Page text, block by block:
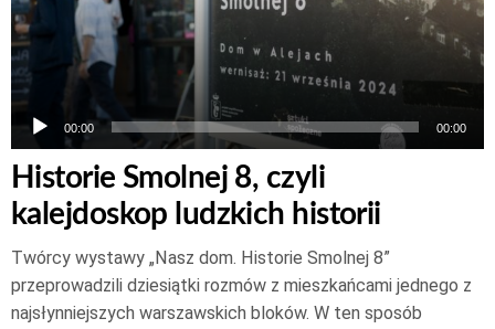
00:00 00:00
Historie Smolnej 8, czyli
kalejdoskop ludzkich historii
Twórcy wystawy „Nasz dom. Historie Smolnej 8”
przeprowadzili dziesiątki rozmów z mieszkańcami jednego z
najsłynniejszych warszawskich bloków. W ten sposób